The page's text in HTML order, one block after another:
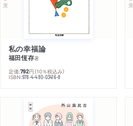
私の幸福論
福田恆存著
定価:792円 （10％税込み）
ISBN:978-4-480-03416-8